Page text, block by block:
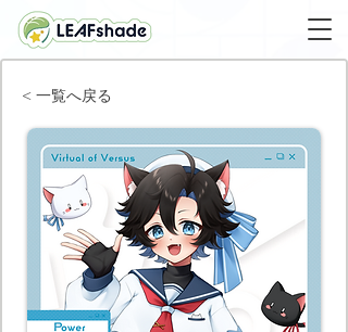
< 一覧へ戻る